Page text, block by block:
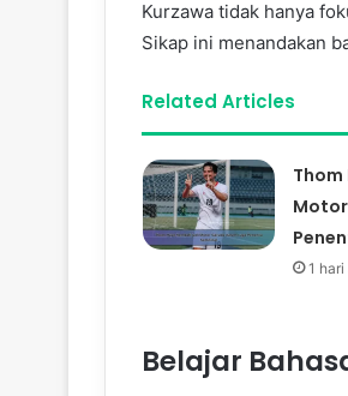
Kurzawa tidak hanya
Sikap ini menandakan
Related Articles
Thom
1 hari
Belajar